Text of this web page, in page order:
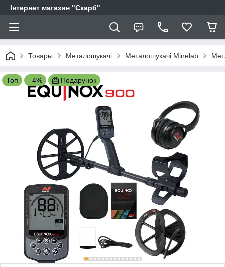
Інтернет магазин "Скарб"
Товары Металошукачі Металошукачі Minelab
Топ –4% Подарунок